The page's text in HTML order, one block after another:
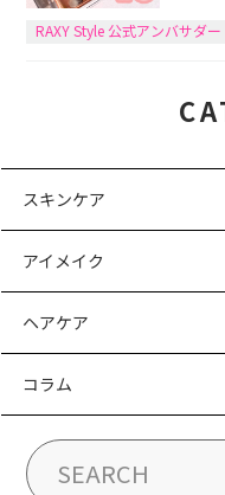
RAXY Style 公式アンバサダー
スキンケア
アイメイク
ヘアケア
コラム